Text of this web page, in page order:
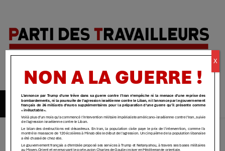
Parti des
travailleurs
| Yvelines
X